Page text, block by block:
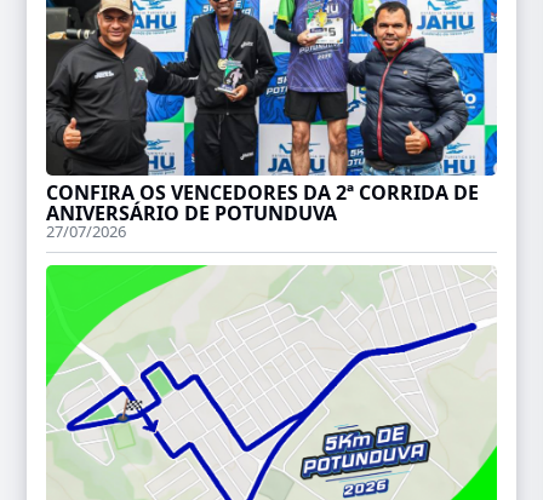
CONFIRA OS VENCEDORES DA 2ª CORRIDA DE
ANIVERSÁRIO DE POTUNDUVA
27/07/2026